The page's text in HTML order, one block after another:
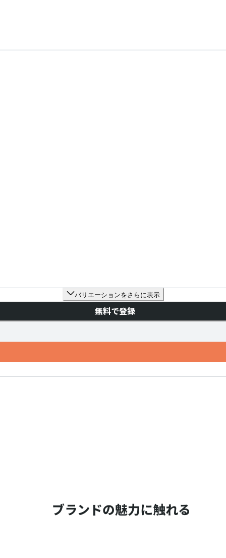
バリエーションをさらに表示
無料で登録
ブランドの魅力に触れる